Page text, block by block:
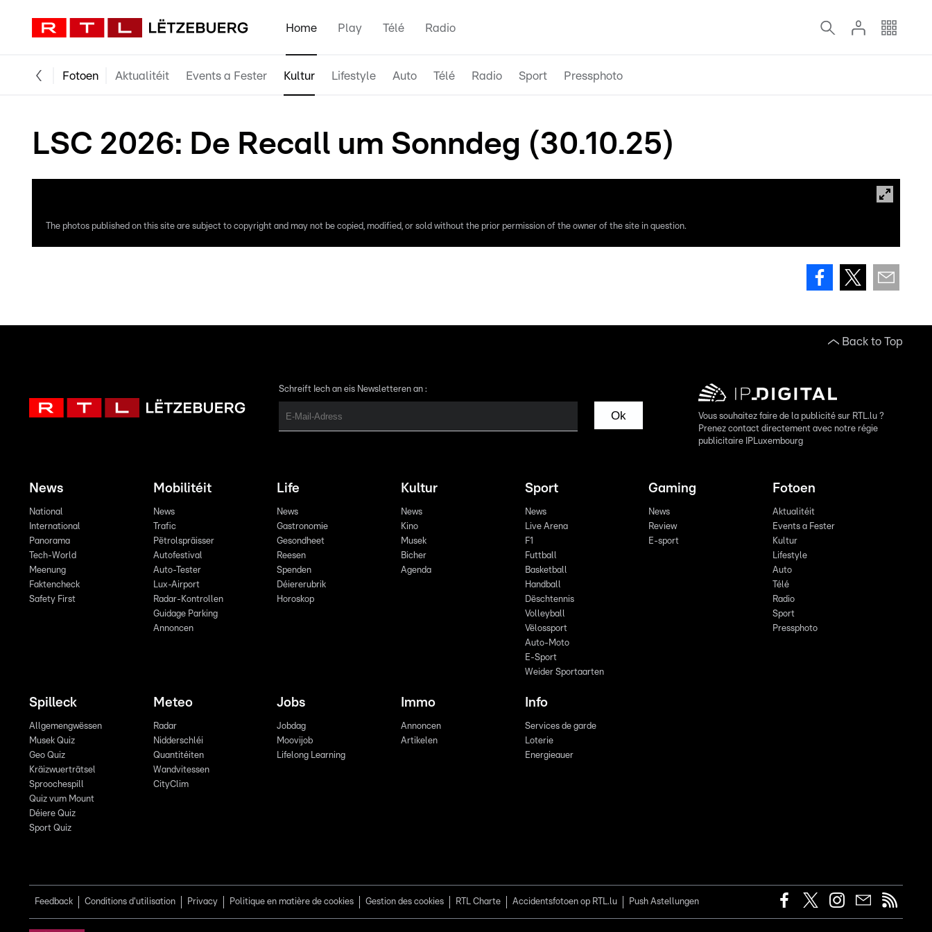
Home Play Télé Radio
Fotoen Aktualitéit Events a Fester Kultur Lifestyle Auto Télé Radio Sport Pressphoto
LSC 2026: De Recall um Sonndeg (30.10.25)
The photos published on this site are subject to copyright and may not be copied, modified, or sold without the prior permission of the owner of the site in question.
Back to Top
Schreift Iech an eis Newsletteren an :
Ok
Vous souhaitez faire de la publicité sur RTL.lu ?
Prenez contact directement avec notre régie
publicitaire IPLuxembourg
News
National
International
Panorama
Tech-World
Meenung
Faktencheck
Safety First
Mobilitéit
News
Trafic
Pëtrolspräisser
Autofestival
Auto-Tester
Lux-Airport
Radar-Kontrollen
Guidage Parking
Annoncen
Life
News
Gastronomie
Gesondheet
Reesen
Spenden
Déiererubrik
Horoskop
Kultur
News
Kino
Musek
Bicher
Agenda
Sport
News
Live Arena
F1
Futtball
Basketball
Handball
Dëschtennis
Volleyball
Vëlossport
Auto-Moto
E-Sport
Weider Sportaarten
Gaming
News
Review
E-sport
Fotoen
Aktualitéit
Events a Fester
Kultur
Lifestyle
Auto
Télé
Radio
Sport
Pressphoto
Spilleck
Allgemengwëssen
Musek Quiz
Geo Quiz
Kräizwuerträtsel
Sproochespill
Quiz vum Mount
Déiere Quiz
Sport Quiz
Meteo
Radar
Nidderschléi
Quantitéiten
Wandvitessen
CityClim
Jobs
Jobdag
Moovijob
Lifelong Learning
Immo
Annoncen
Artikelen
Info
Services de garde
Loterie
Energieauer
Feedback Conditions d'utilisation Privacy Politique en matière de cookies Gestion des cookies RTL Charte Accidentsfotoen op RTL.lu Push Astellungen